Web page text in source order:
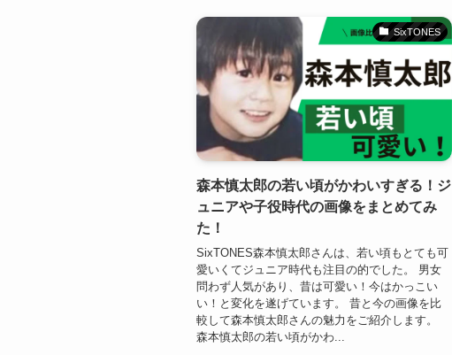
SixTONES
森本慎太郎の若い頃がかわいすぎる！ジ
ュニアや子役時代の画像をまとめてみ
た！
SixTONES森本慎太郎さんは、若い頃もとても可
愛いくてジュニア時代も注目の的でした。 男女
問わず人気があり、昔は可愛い！今はかっこい
い！と変化を遂げています。 昔と今の画像を比
較して森本慎太郎さんの魅力をご紹介します。
森本慎太郎の若い頃がかわ...